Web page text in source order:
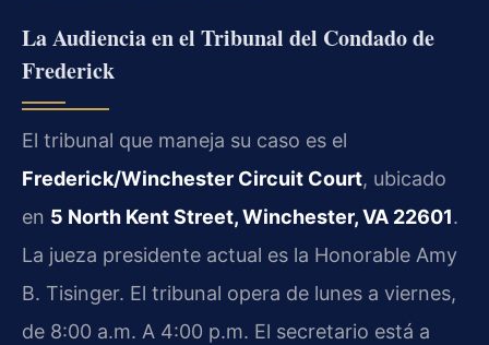
La Audiencia en el Tribunal del Condado de
Frederick
El tribunal que maneja su caso es el
Frederick/Winchester Circuit Court, ubicado
en 5 North Kent Street, Winchester, VA 22601.
La jueza presidente actual es la Honorable Amy
B. Tisinger. El tribunal opera de lunes a viernes,
de 8:00 a.m. A 4:00 p.m. El secretario está a